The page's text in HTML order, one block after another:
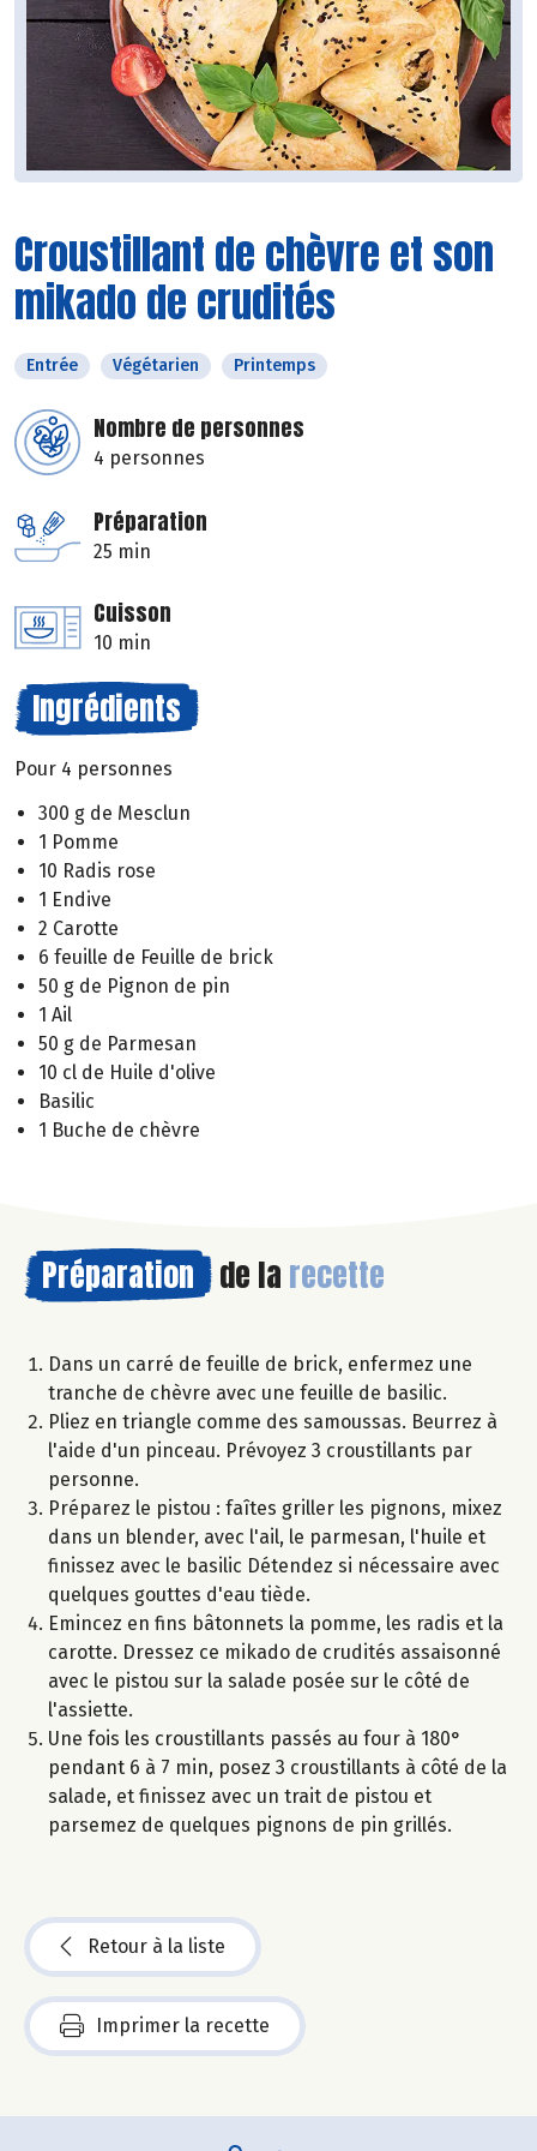
Croustillant de chèvre et son
mikado de crudités
Entrée Végétarien Printemps
Nombre de personnes
4 personnes
Préparation
25 min
Cuisson
10 min
Ingrédients
Pour 4 personnes
300 g de Mesclun
1 Pomme
10 Radis rose
1 Endive
2 Carotte
6 feuille de Feuille de brick
50 g de Pignon de pin
1 Ail
50 g de Parmesan
10 cl de Huile d'olive
Basilic
1 Buche de chèvre
Préparation de la recette
Dans un carré de feuille de brick, enfermez une
tranche de chèvre avec une feuille de basilic.
Pliez en triangle comme des samoussas. Beurrez à
l'aide d'un pinceau. Prévoyez 3 croustillants par
personne.
Préparez le pistou : faîtes griller les pignons, mixez
dans un blender, avec l'ail, le parmesan, l'huile et
finissez avec le basilic Détendez si nécessaire avec
quelques gouttes d'eau tiède.
Emincez en fins bâtonnets la pomme, les radis et la
carotte. Dressez ce mikado de crudités assaisonné
avec le pistou sur la salade posée sur le côté de
l'assiette.
Une fois les croustillants passés au four à 180°
pendant 6 à 7 min, posez 3 croustillants à côté de la
salade, et finissez avec un trait de pistou et
parsemez de quelques pignons de pin grillés.
Retour à la liste
Imprimer la recette